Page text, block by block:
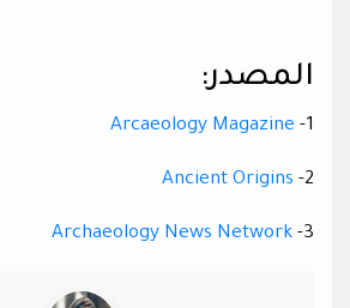
المصدر:
1-
Arcaeology Magazine
2-
Ancient Origins
3-
Archaeology News Network